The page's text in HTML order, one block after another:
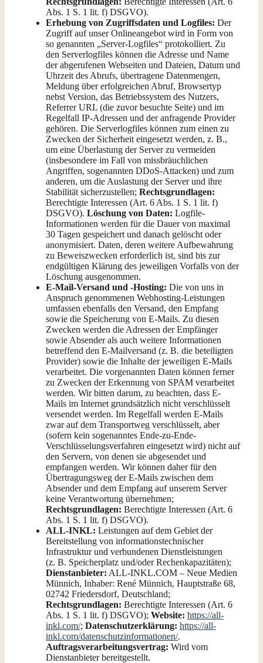
Abs. 1 S. 1 lit. f) DSGVO).
Erhebung von Zugriffsdaten und Logfiles: Der
Zugriff auf unser Onlineangebot wird in Form von
so genannten „Server-Logfiles“ protokolliert. Zu
den Serverlogfiles können die Adresse und Name
der abgerufenen Webseiten und Dateien, Datum und
Uhrzeit des Abrufs, übertragene Datenmengen,
Meldung über erfolgreichen Abruf, Browsertyp
nebst Version, das Betriebssystem des Nutzers,
Referrer URL (die zuvor besuchte Seite) und im
Regelfall IP-Adressen und der anfragende Provider
gehören. Die Serverlogfiles können zum einen zu
Zwecken der Sicherheit eingesetzt werden, z. B.,
um eine Überlastung der Server zu vermeiden
(insbesondere im Fall von missbräuchlichen
Angriffen, sogenannten DDoS-Attacken) und zum
anderen, um die Auslastung der Server und ihre
Stabilität sicherzustellen; Rechtsgrundlagen:
Berechtigte Interessen (Art. 6 Abs. 1 S. 1 lit. f)
DSGVO). Löschung von Daten: Logfile-
Informationen werden für die Dauer von maximal
30 Tagen gespeichert und danach gelöscht oder
anonymisiert. Daten, deren weitere Aufbewahrung
zu Beweiszwecken erforderlich ist, sind bis zur
endgültigen Klärung des jeweiligen Vorfalls von der
Löschung ausgenommen.
E-Mail-Versand und -Hosting: Die von uns in
Anspruch genommenen Webhosting-Leistungen
umfassen ebenfalls den Versand, den Empfang
sowie die Speicherung von E-Mails. Zu diesen
Zwecken werden die Adressen der Empfänger
sowie Absender als auch weitere Informationen
betreffend den E-Mailversand (z. B. die beteiligten
Provider) sowie die Inhalte der jeweiligen E-Mails
verarbeitet. Die vorgenannten Daten können ferner
zu Zwecken der Erkennung von SPAM verarbeitet
werden. Wir bitten darum, zu beachten, dass E-
Mails im Internet grundsätzlich nicht verschlüsselt
versendet werden. Im Regelfall werden E-Mails
zwar auf dem Transportweg verschlüsselt, aber
(sofern kein sogenanntes Ende-zu-Ende-
Verschlüsselungsverfahren eingesetzt wird) nicht auf
den Servern, von denen sie abgesendet und
empfangen werden. Wir können daher für den
Übertragungsweg der E-Mails zwischen dem
Absender und dem Empfang auf unserem Server
keine Verantwortung übernehmen;
Rechtsgrundlagen: Berechtigte Interessen (Art. 6
Abs. 1 S. 1 lit. f) DSGVO).
ALL-INKL: Leistungen auf dem Gebiet der
Bereitstellung von informationstechnischer
Infrastruktur und verbundenen Dienstleistungen
(z. B. Speicherplatz und/oder Rechenkapazitäten);
Dienstanbieter: ALL-INKL.COM – Neue Medien
Münnich, Inhaber: René Münnich, Hauptstraße 68,
02742 Friedersdorf, Deutschland;
Rechtsgrundlagen: Berechtigte Interessen (Art. 6
Abs. 1 S. 1 lit. f) DSGVO); Website: https://all-
inkl.com/; Datenschutzerklärung: https://all-
inkl.com/datenschutzinformationen/.
Auftragsverarbeitungsvertrag: Wird vom
Dienstanbieter bereitgestellt.